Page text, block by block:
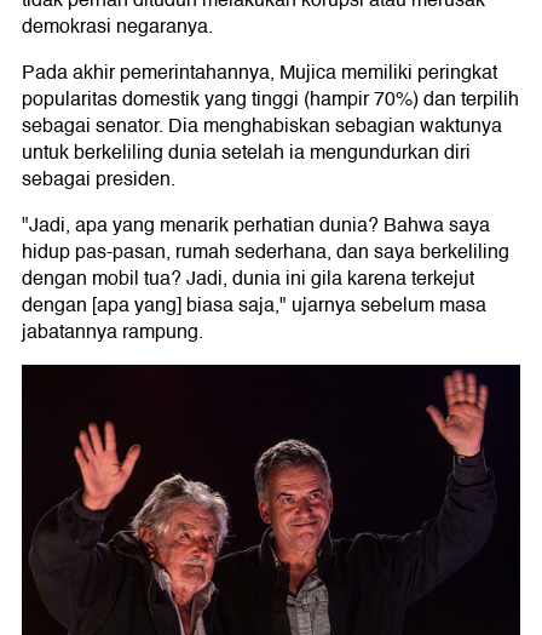
demokrasi negaranya.
Pada akhir pemerintahannya, Mujica memiliki peringkat
popularitas domestik yang tinggi (hampir 70%) dan terpilih
sebagai senator. Dia menghabiskan sebagian waktunya
untuk berkeliling dunia setelah ia mengundurkan diri
sebagai presiden.
"Jadi, apa yang menarik perhatian dunia? Bahwa saya
hidup pas-pasan, rumah sederhana, dan saya berkeliling
dengan mobil tua? Jadi, dunia ini gila karena terkejut
dengan [apa yang] biasa saja," ujarnya sebelum masa
jabatannya rampung.